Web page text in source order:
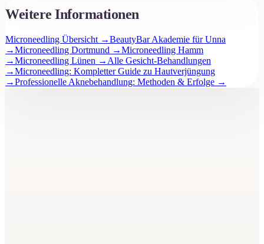
Weitere Informationen
Microneedling Übersicht →BeautyBar Akademie für Unna
→Microneedling Dortmund →Microneedling Hamm
→Microneedling Lünen → Alle Gesicht-Behandlungen
→Microneedling: Kompletter Guide zu Hautverjüngung
→Professionelle Aknebehandlung: Methoden & Erfolge →